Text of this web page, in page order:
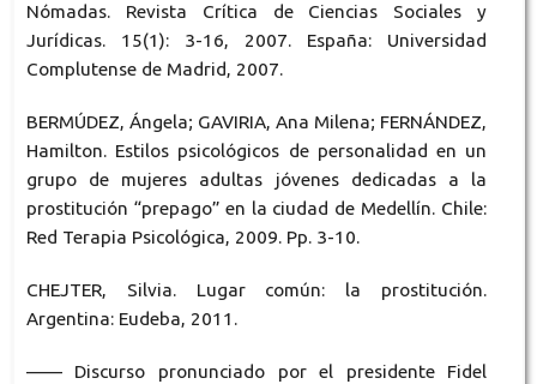
Nómadas. Revista Crítica de Ciencias Sociales y
Jurídicas. 15(1): 3-16, 2007. España: Universidad
Complutense de Madrid, 2007.
BERMÚDEZ, Ángela; GAVIRIA, Ana Milena; FERNÁNDEZ,
Hamilton. Estilos psicológicos de personalidad en un
grupo de mujeres adultas jóvenes dedicadas a la
prostitución “prepago” en la ciudad de Medellín. Chile:
Red Terapia Psicológica, 2009. Pp. 3-10.
CHEJTER, Silvia. Lugar común: la prostitución.
Argentina: Eudeba, 2011.
—— Discurso pronunciado por el presidente Fidel